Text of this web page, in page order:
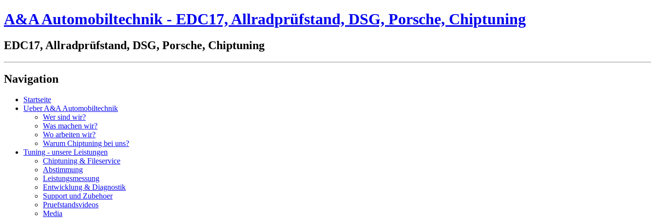
A&A Automobiltechnik - EDC17, Allradprüfstand, DSG, Porsche, Chiptuning
EDC17, Allradprüfstand, DSG, Porsche, Chiptuning
Navigation
Startseite
Ueber A&A Automobiltechnik
Wer sind wir?
Was machen wir?
Wo arbeiten wir?
Warum Chiptuning bei uns?
Tuning - unsere Leistungen
Chiptuning & Fileservice
Abstimmung
Leistungsmessung
Entwicklung & Diagnostik
Support und Zubehoer
Pruefstandsvideos
Media